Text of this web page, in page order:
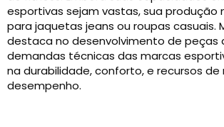
esportivas sejam vastas, sua produção
para jaquetas jeans ou roupas casuais.
destaca no desenvolvimento de peças
demandas técnicas das marcas
na durabilidade, conforto, e recursos de
desempenho.